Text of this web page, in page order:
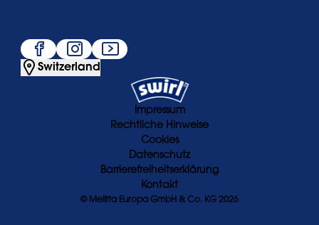
Switzerland
© Melitta Europa GmbH & Co. KG 2026
Impressum
Rechtliche Hinweise
Cookies
Datenschutz
Barrierefreiheitserklärung
Kontakt